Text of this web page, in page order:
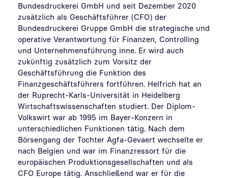
Bundesdruckerei GmbH und seit Dezember 2020
zusätzlich als Geschäftsführer (CFO) der
Bundesdruckerei Gruppe GmbH die strategische und
operative Verantwortung für Finanzen, Controlling
und Unternehmensführung inne. Er wird auch
zukünftig zusätzlich zum Vorsitz der
Geschäftsführung die Funktion des
Finanzgeschäftsführers fortführen. Helfrich hat an
der Ruprecht-Karls-Universität in Heidelberg
Wirtschaftswissenschaften studiert. Der Diplom-
Volkswirt war ab 1995 im Bayer-Konzern in
unterschiedlichen Funktionen tätig. Nach dem
Börsengang der Tochter Agfa-Gevaert wechselte er
nach Belgien und war im Finanzressort für die
europäischen Produktionsgesellschaften und als
CFO Europe tätig. Anschließend war er für die